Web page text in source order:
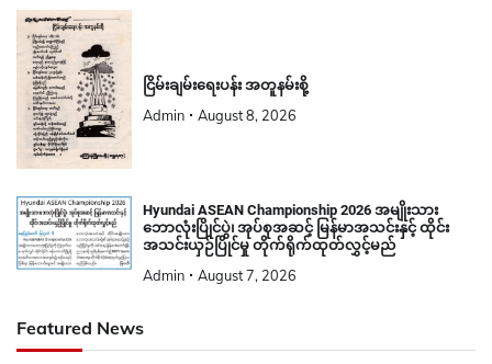
ငြိမ်းချမ်းရေးပန်း အတူနမ်းစို့
Admin August 8, 2026
Hyundai ASEAN Championship 2026 အမျိုးသား
ဘောလုံးပြိုင်ပွဲ၊ အုပ်စုအဆင့် မြန်မာအသင်းနှင့် ထိုင်း
အသင်းယှဉ်ပြိုင်မှု တိုက်ရိုက်ထုတ်လွှင့်မည်
Admin August 7, 2026
Featured News